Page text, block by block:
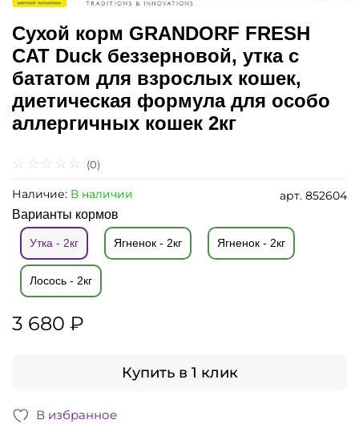
(0)
арт. 852604
Наличие: В наличии
Сухой корм GRANDORF FRESH
CAT Duck беззерновой, утка с
бататом для взрослых кошек,
диетическая формула для особо
аллергичных кошек 2кг
Варианты кормов
Утка - 2кг Ягненок - 2кг Ягненок - 2кг
Лосось - 2кг
3 680 ₽
Купить в 1 клик
В избранное